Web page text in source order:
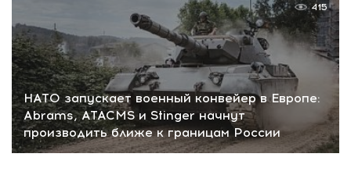
НАТО запускает военный конвейер в Европе:
Abrams, ATACMS и Stinger начнут
производить ближе к границам России
415